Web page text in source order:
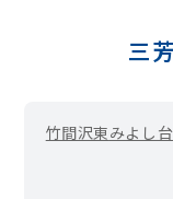
三
竹間沢東みよし台